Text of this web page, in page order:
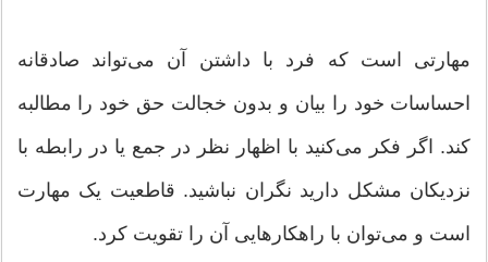
مهارتی است که فرد با داشتن آن می‌تواند صادقانه
احساسات خود را بیان و بدون خجالت حق خود را مطالبه
کند. اگر فکر می‌کنید با اظهار نظر در جمع یا در رابطه با
نزدیکان مشکل دارید نگران نباشید. قاطعیت یک مهارت
است و می‌توان با راهکارهایی آن را تقویت کرد.